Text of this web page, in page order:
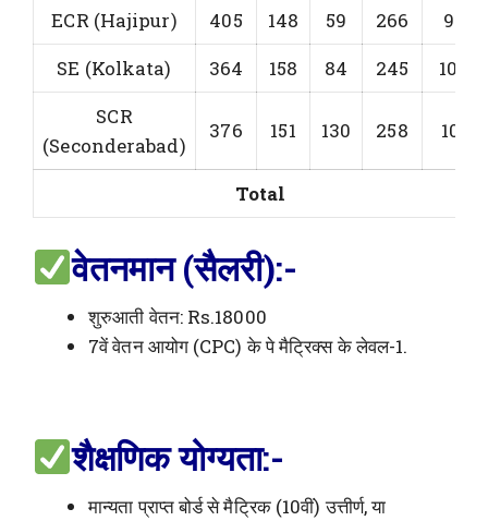
ECR (Hajipur)
405 148 59 266
98
SE (Kolkata)
364 158 84 245
104
SCR
(Seconderabad)
376 151 130 258 101
Total
वेतनमान (सैलरी):-
शुरुआती वेतन: Rs.18000
7वें वेतन आयोग (CPC) के पे मैट्रिक्स के लेवल-1.
शैक्षणिक योग्यता:-
मान्यता प्राप्त बोर्ड से मैट्रिक (10वीं) उत्तीर्ण, या